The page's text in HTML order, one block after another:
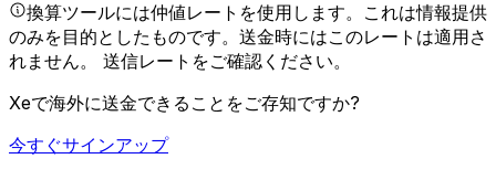
換算ツールには仲値レートを使用します。これは情報提供
のみを目的としたものです。送金時にはこのレートは適用さ
れません。 送信レートをご確認ください。
Xeで海外に送金できることをご存知ですか?
今すぐサインアップ